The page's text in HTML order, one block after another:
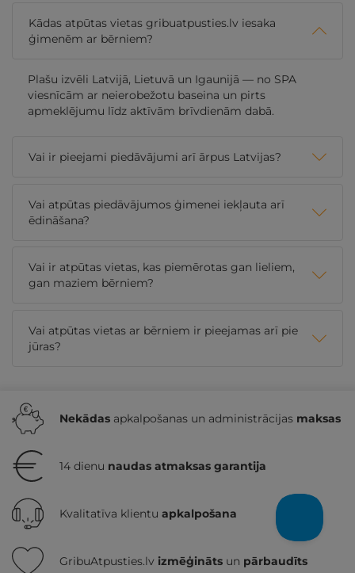
Kādas atpūtas vietas gribuatpusties.lv iesaka
ģimenēm ar bērniem?
Plašu izvēli Latvijā, Lietuvā un Igaunijā — no SPA
viesnīcām ar neierobežotu baseina un pirts
apmeklējumu līdz aktīvām brīvdienām dabā.
Vai ir pieejami piedāvājumi arī ārpus Latvijas?
Vai atpūtas piedāvājumos ģimenei iekļauta arī
ēdināšana?
Vai ir atpūtas vietas, kas piemērotas gan lieliem,
gan maziem bērniem?
Vai atpūtas vietas ar bērniem ir pieejamas arī pie
jūras?
Nekādas apkalpošanas un administrācijas maksas
14 dienu naudas atmaksas garantija
Kvalitatīva klientu apkalpošana
GribuAtpusties.lv izmēģināts un pārbaudīts